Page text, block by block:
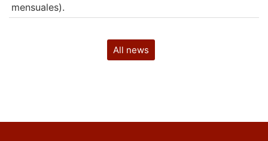
mensuales).
All news